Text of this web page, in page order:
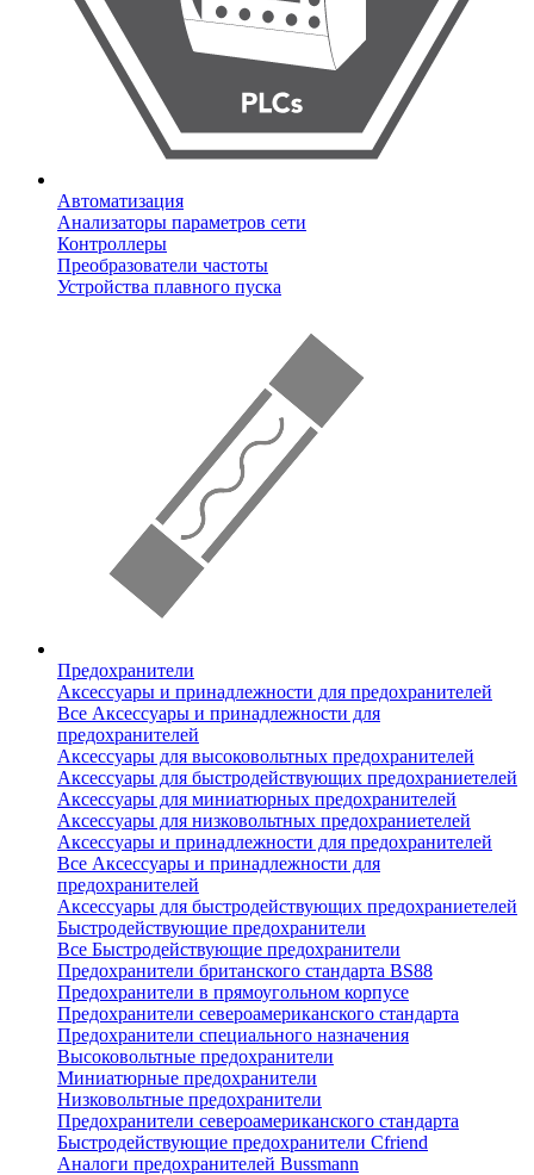
Автоматизация
Анализаторы параметров сети
Контроллеры
Преобразователи частоты
Устройства плавного пуска
Предохранители
Аксессуары и принадлежности для предохранителей
Все Аксессуары и принадлежности для
предохранителей
Аксессуары для высоковольтных предохранителей
Аксессуары для быстродействующих предохраниетелей
Аксессуары для миниатюрных предохранителей
Аксессуары для низковольтных предохраниетелей
Аксессуары и принадлежности для предохранителей
Все Аксессуары и принадлежности для
предохранителей
Аксессуары для быстродействующих предохраниетелей
Быстродействующие предохранители
Все Быстродействующие предохранители
Предохранители британского стандарта BS88
Предохранители в прямоугольном корпусе
Предохранители североамериканского стандарта
Предохранители специального назначения
Высоковольтные предохранители
Миниатюрные предохранители
Низковольтные предохранители
Предохранители североамериканского стандарта
Быстродействующие предохранители Cfriend
Аналоги предохранителей Bussmann